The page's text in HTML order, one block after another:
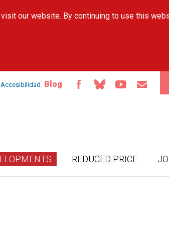
main
our website. By continuing to use this
Accesibilidad Blog
REDUCED PRICE